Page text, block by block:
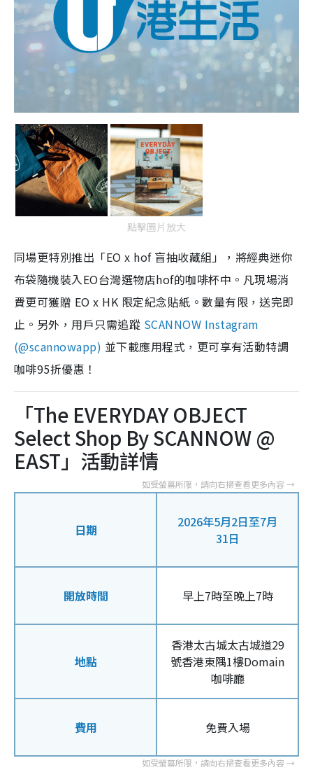
點擊圖片放大
同場更特別推出「EO x hof 盲抽收藏組」，將經典迷你
布袋隨機裝入EO台灣選物店hof的咖啡杯中。凡現場消
費更可獲贈 EO x HK 限定紀念貼紙。數量有限，送完即
止。另外，用戶只需追蹤 SCANNOW Instagram
(@scannowapp) 並下載應用程式，更可享有活動特調
咖啡95折優惠！
「The EVERYDAY OBJECT
Select Shop By SCANNOW @
EAST」活動詳情
日期
2026年5月2日至7月
31日
開放時間 早上7時至晚上7時
地點
香港太古城太古城道29
號香港東隅1樓Domain
咖啡廳
費用 免費入場